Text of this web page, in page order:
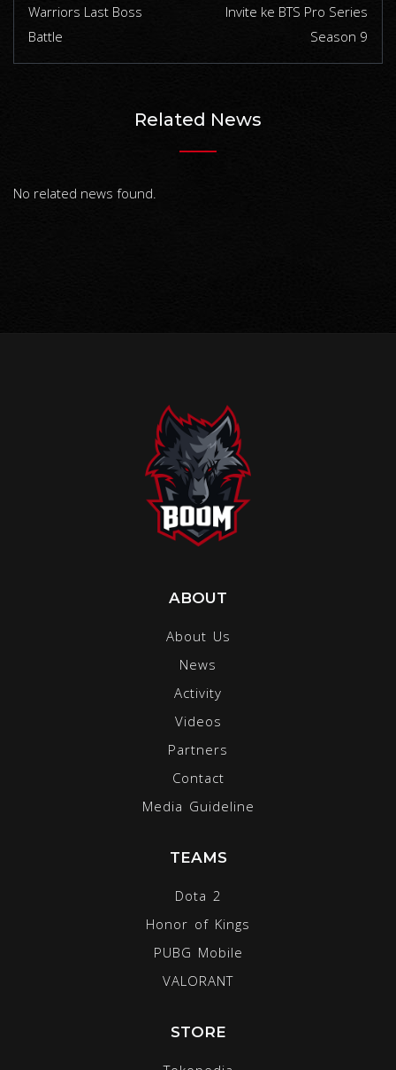
Warriors Last Boss
Battle
Invite ke BTS Pro Series
Season 9
Related News
No related news found.
ABOUT
About Us
News
Activity
Videos
Partners
Contact
Media Guideline
TEAMS
Dota 2
Honor of Kings
PUBG Mobile
VALORANT
STORE